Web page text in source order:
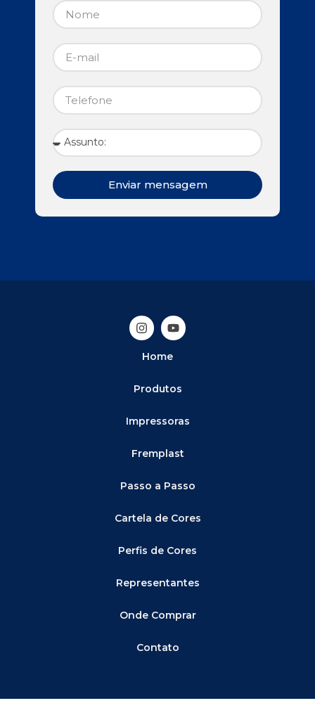
Enviar mensagem
Home
Produtos
Impressoras
Fremplast
Passo a Passo
Cartela de Cores
Perfis de Cores
Representantes
Onde Comprar
Contato